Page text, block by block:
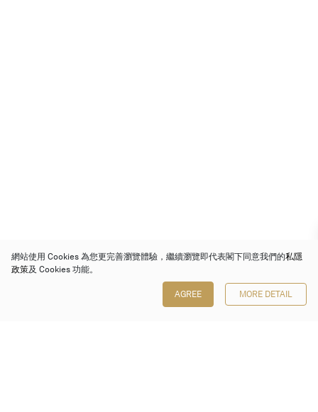
網站使用 Cookies 為您更完善瀏覽體驗，繼續瀏覽即代表閣下同意我們的私隱
政策及 Cookies 功能。
AGREE MORE DETAIL